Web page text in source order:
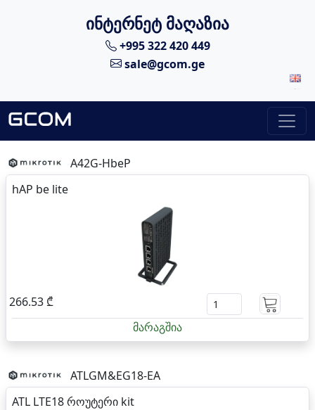
ინტერნეტ მაღაზია
+995 322 420 449
sale@gcom.ge
A42G-HbeP
hAP be lite
266.53 ₾
მარაგშია
ATLGM&EG18-EA
ATL LTE18 როუტერი kit